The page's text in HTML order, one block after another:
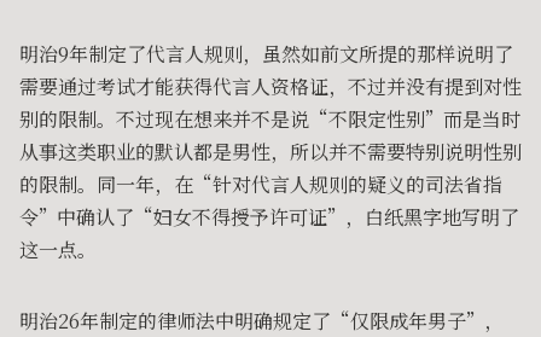
明治9年制定了代言人规则，虽然如前文所提的那样说明了
需要通过考试才能获得代言人资格证，不过并没有提到对性
别的限制。不过现在想来并不是说“不限定性别”而是当时
从事这类职业的默认都是男性，所以并不需要特别说明性别
的限制。同一年，在“针对代言人规则的疑义的司法省指
令”中确认了“妇女不得授予许可证”，白纸黑字地写明了
这一点。
明治26年制定的律师法中明确规定了“仅限成年男子”，